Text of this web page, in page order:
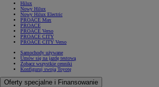
Hilux
Nowy Hilux
Nowy Hilux Electric
PROACE Max
PROACE
PROACE Verso
PROACE CITY
PROACE CITY Verso
Samochody używane
Umów się na jazdę testową
Zobacz wszystkie cenniki
Konfiguruj swoją Toyotę
Oferty specjalne i Finansowanie